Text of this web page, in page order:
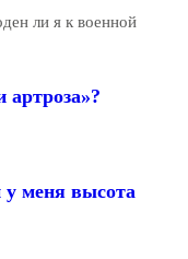
ли я к военной
артроза»?
меня высота